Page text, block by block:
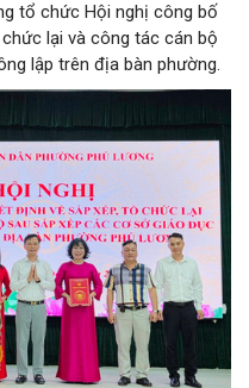
tổ chức Hội nghị công bố
lại và công tác cán bộ
lập trên địa bàn phường.